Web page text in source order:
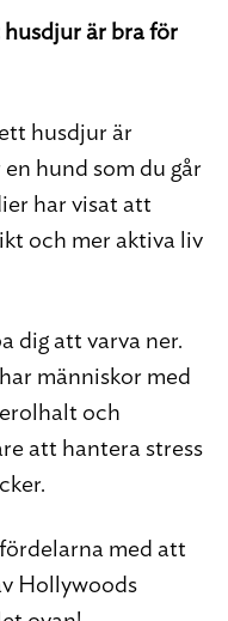
husdjur är bra för
husdjur är
hund som du går
har visat att
och mer aktiva liv
dig att varva ner.
människor med
och
att hantera stress
med att
Hollywoods